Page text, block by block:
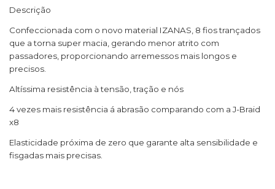
Descrição
Confeccionada com o novo material IZANAS, 8 fios trançados
que a torna super macia, gerando menor atrito com
passadores, proporcionando arremessos mais longos e
precisos.
Altíssima resistência à tensão, tração e nós
4 vezes mais resistência á abrasão comparando com a J-Braid
x8
Elasticidade próxima de zero que garante alta sensibilidade e
fisgadas mais precisas.